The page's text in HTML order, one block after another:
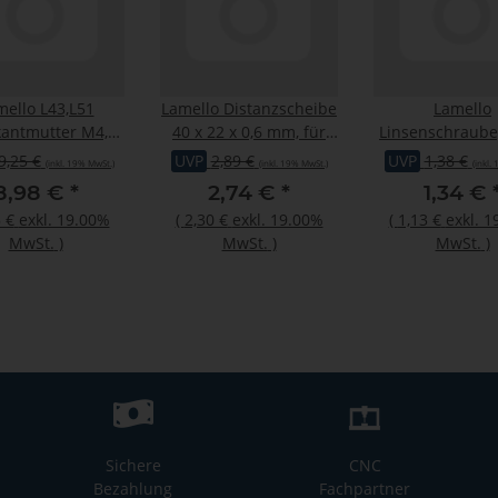
L43,L51
M4,
M4x10
€ (inkl. 19% MwSt.)
€ *
€ exkl. 19.00%
MwSt. )
Lamello Distanzscheibe
40 x 22 x 0,6 mm, für
Classic X
UVP 2,89 € (inkl. 19% MwSt.)
2,74 € *
( 2,30 € exkl. 19.00%
MwSt. )
Lamello
mm, für Plano
UVP 1,38 € (inkl.
1,34 €
( 1,13 € exkl.
MwSt. )
Sichere
Bezahlung
CNC
Fachpartner